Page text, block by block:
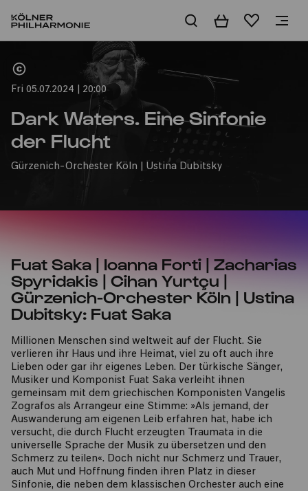
BasketWishlist
Fri 05.07.2024 | 20:00
Dark Waters. Eine Sinfonie
der Flucht
Gürzenich-Orchester Köln | Ustina Dubitsky
Fuat Saka | Ioanna Forti | Zacharias
Spyridakis | Cihan Yurtçu |
Gürzenich-Orchester Köln | Ustina
Dubitsky: Fuat Saka
Millionen Menschen sind weltweit auf der Flucht. Sie
verlieren ihr Haus und ihre Heimat, viel zu oft auch ihre
Lieben oder gar ihr eigenes Leben. Der türkische Sänger,
Musiker und Komponist Fuat Saka verleiht ihnen
gemeinsam mit dem griechischen Komponisten Vangelis
Zografos als Arrangeur eine Stimme: »Als jemand, der
Auswanderung am eigenen Leib erfahren hat, habe ich
versucht, die durch Flucht erzeugten Traumata in die
universelle Sprache der Musik zu übersetzen und den
Schmerz zu teilen«. Doch nicht nur Schmerz und Trauer,
auch Mut und Hoffnung finden ihren Platz in dieser
Sinfonie, die neben dem klassischen Orchester auch eine